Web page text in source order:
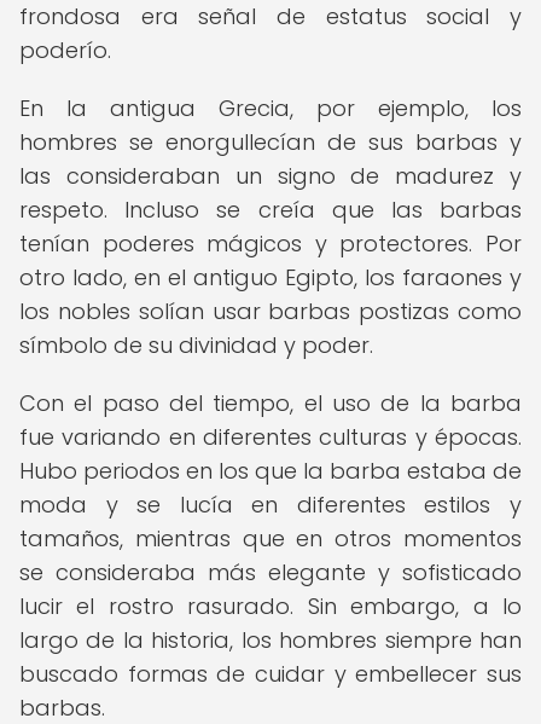
frondosa era señal de estatus social y
poderío.
En la antigua Grecia, por ejemplo, los
hombres se enorgullecían de sus barbas y
las consideraban un signo de madurez y
respeto. Incluso se creía que las barbas
tenían poderes mágicos y protectores. Por
otro lado, en el antiguo Egipto, los faraones y
los nobles solían usar barbas postizas como
símbolo de su divinidad y poder.
Con el paso del tiempo, el uso de la barba
fue variando en diferentes culturas y épocas.
Hubo periodos en los que la barba estaba de
moda y se lucía en diferentes estilos y
tamaños, mientras que en otros momentos
se consideraba más elegante y sofisticado
lucir el rostro rasurado. Sin embargo, a lo
largo de la historia, los hombres siempre han
buscado formas de cuidar y embellecer sus
barbas.